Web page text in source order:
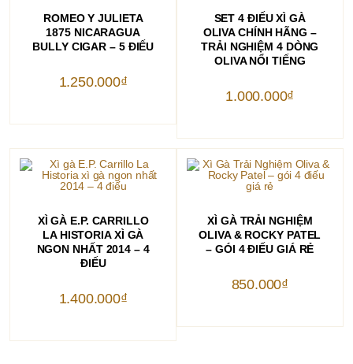
ROMEO Y JULIETA
1875 NICARAGUA
BULLY CIGAR – 5 ĐIẾU
1.250.000₫
THÊM VÀO GIỎ HÀNG
SET 4 ĐIẾU XÌ GÀ
OLIVA CHÍNH HÃNG –
TRẢI NGHIỆM 4 DÒNG
OLIVA NỔI TIẾNG
1.000.000₫
THÊM VÀO GIỎ HÀNG
XÌ GÀ E.P. CARRILLO
LA HISTORIA XÌ GÀ
NGON NHẤT 2014 – 4
ĐIẾU
1.400.000₫
THÊM VÀO GIỎ HÀNG
XÌ GÀ TRẢI NGHIỆM
OLIVA & ROCKY PATEL
– GÓI 4 ĐIẾU GIÁ RẺ
850.000₫